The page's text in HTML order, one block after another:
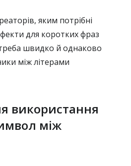
яким потрібні
для коротких фраз
швидко й однаково
між літерами
використання
між